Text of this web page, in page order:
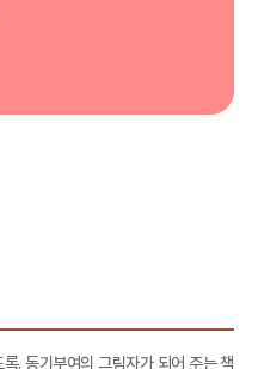
. 동기부여의 그림자가 되어 주는 책